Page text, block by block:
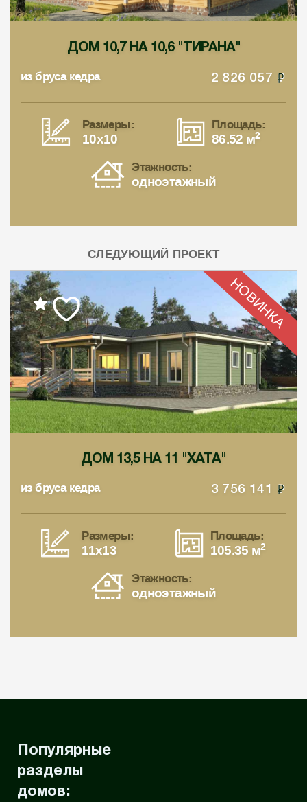
ДОМ 10,7 НА 10,6 "ТИРАНА"
из бруса кедра 2 826 057
Размеры:
10x10
Площадь:
86.52 м2
Этажность:
одноэтажный
СЛЕДУЮЩИЙ ПРОЕКТ
НОВИНКА
ДОМ 13,5 НА 11 "ХАТА"
из бруса кедра 3 756 141
Размеры:
11x13
Площадь:
105.35 м2
Этажность:
одноэтажный
Популярные
разделы
домов: